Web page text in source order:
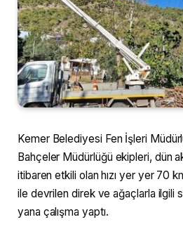
Kemer Belediyesi Fen İşleri
Bahçeler Müdürlüğü ekipleri, dün
itibaren etkili olan hızı yer yer 70
ile devrilen direk ve ağaçlarla ilgili
yana çalışma yaptı.